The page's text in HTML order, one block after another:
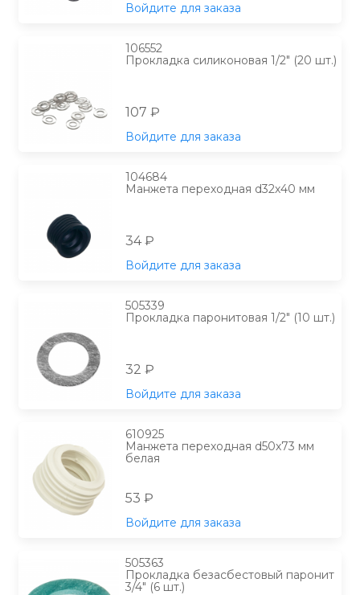
Войдите для заказа
106552
Прокладка силиконовая 1/2" (20 шт.)
107 ₽
Войдите для заказа
104684
Манжета переходная d32х40 мм
34 ₽
Войдите для заказа
505339
Прокладка паронитовая 1/2" (10 шт.)
32 ₽
Войдите для заказа
610925
Манжета переходная d50х73 мм
белая
53 ₽
Войдите для заказа
505363
Прокладка безасбестовый паронит
3/4" (6 шт.)